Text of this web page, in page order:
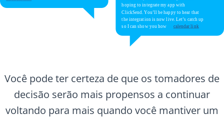
Você pode ter certeza de que os tomadores de
decisão serão mais propensos a continuar
voltando para mais quando você mantiver um